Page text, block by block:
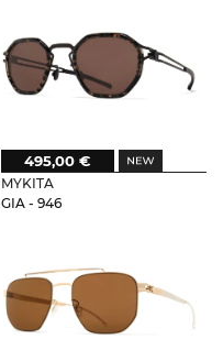
MYKITA
GIA - 946
495,00 €